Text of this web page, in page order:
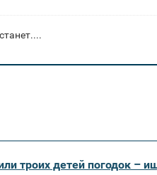
троих детей погодок –